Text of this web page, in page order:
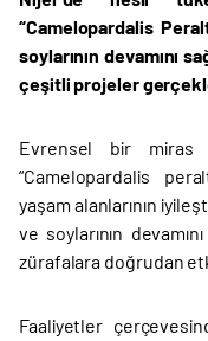
“Camelopardalis
soylarının devamını
çeşitli projeler
Evrensel bir
“Camelopardalis
yaşam alanlarının
ve soylarının
zürafalara doğrudan
Faaliyetler